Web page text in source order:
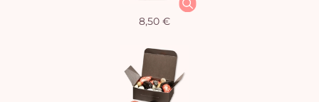
8,50 €